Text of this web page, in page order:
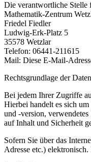
Die verantwortliche Stelle
Mathematik-Zentrum
Friedel Fiedler
Ludwig-Erk-Platz 5
35578 Wetzlar
Telefon: 06441-211615
Mail: Diese E-Mail-
Rechtsgrundlage der
Bei jedem Ihrer Zugriffe
Hierbei handelt es sich
und -version,
auf Inhalt und Sicherheit
Sofern Sie über das
Adresse etc.)